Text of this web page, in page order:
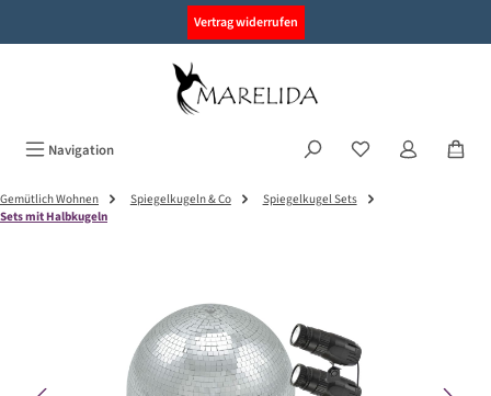
Vertrag widerrufen
Navigation
Gemütlich Wohnen Spiegelkugeln & Co
Spiegelkugel Sets
Sets mit Halbkugeln